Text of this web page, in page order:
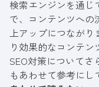
検索エンジンを通じ
で、コンテンツへの
上アップにつなが
り効果的なコンテン
SEO対策について
もあわせて参考にし